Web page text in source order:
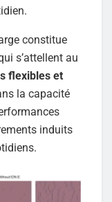
constitue
s’attellent au
flexibles et
la capacité
induits